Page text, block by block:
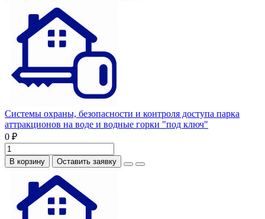
Системы охраны, безопасности и контроля доступа парка
аттракционов на воде и водные горки "под ключ"
0 ₽
В корзину Оставить заявку